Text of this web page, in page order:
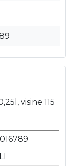
visine 115